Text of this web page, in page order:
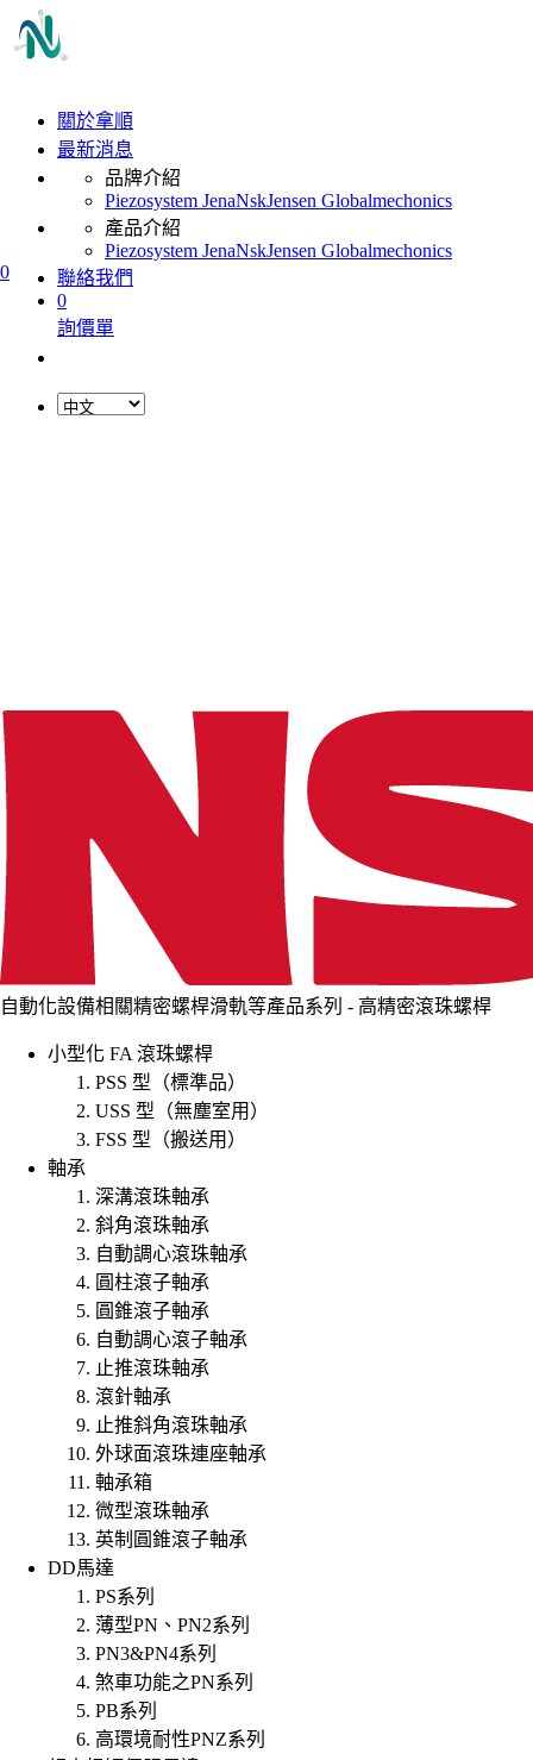
0
關於拿順
最新消息
品牌介紹
Piezosystem JenaNskJensen Globalmechonics
產品介紹
Piezosystem JenaNskJensen Globalmechonics
聯絡我們
0
詢價單
自動化設備相關精密螺桿滑軌等產品系列 - 高精密滾珠螺桿
小型化 FA 滾珠螺桿
PSS 型（標準品）
USS 型（無塵室用）
FSS 型（搬送用）
軸承
深溝滾珠軸承
斜角滾珠軸承
自動調心滾珠軸承
圓柱滾子軸承
圓錐滾子軸承
自動調心滾子軸承
止推滾珠軸承
滾針軸承
止推斜角滾珠軸承
外球面滾珠連座軸承
軸承箱
微型滾珠軸承
英制圓錐滾子軸承
DD馬達
PS系列
薄型PN、PN2系列
PN3&PN4系列
煞車功能之PN系列
PB系列
高環境耐性PNZ系列